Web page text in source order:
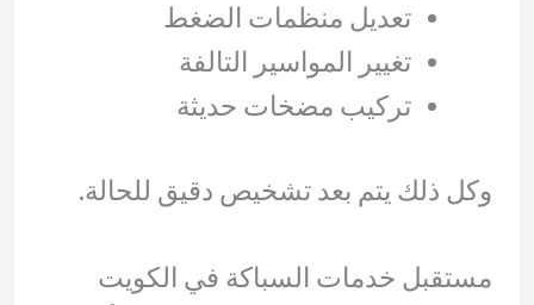
تعديل منظمات الضغط
تغيير المواسير التالفة
تركيب مضخات حديثة
وكل ذلك يتم بعد تشخيص دقيق للحالة.
مستقبل خدمات السباكة في الكويت